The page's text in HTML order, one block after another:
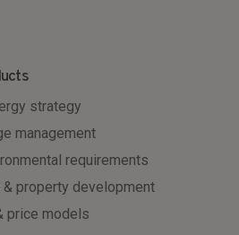
strategy
management
requirements
property development
price models